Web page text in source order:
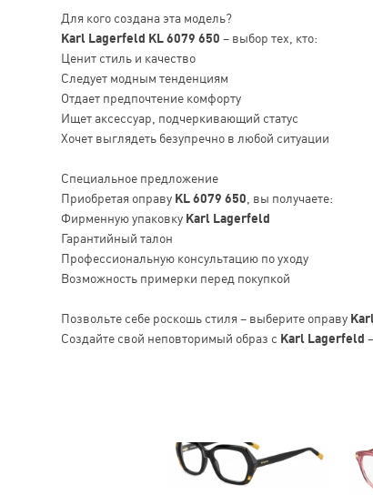
Для кого создана эта модель?
Karl Lagerfeld KL 6079 650 – выбор тех, кто:
Ценит стиль и качество
Следует модным тенденциям
Отдает предпочтение комфорту
Ищет аксессуар, подчеркивающий статус
Хочет выглядеть безупречно в любой ситуации
Специальное предложение
Приобретая оправу KL 6079 650 , вы получаете:
Фирменную упаковку Karl Lagerfeld
Гарантийный талон
Профессиональную консультацию по уходу
Возможность примерки перед покупкой
Позвольте себе роскошь стиля – выберите оправу
Создайте свой неповторимый образ с Karl Lagerfeld